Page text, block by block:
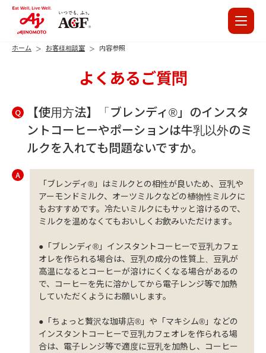
ホーム お客様相談室 内容参照
よくあるご質問
Q
【使用方法】「ブレンディ®」のインスタ
ントコーヒーやポーションは牛乳以外のミ
ルクを入れても問題ないですか。
A
「ブレンディ®」はミルクとの相性が良いため、豆乳や
アーモンドミルク、オーツミルクなどの植物性ミルクに
もおすすめです。冷たいミルクにもサッと溶けるので、
ミルクを温めなくてもおいしくお飲みいただけます。
●「ブレンディ®」インスタントコーヒーで豆乳カフェ
オレを作られる場合は、豆乳の成分の性質上、豆乳が
高温になるとコーヒーが溶けにくくなる場合があるの
で、コーヒーを先に溶かしてから電子レンジ等で加熱
していただくようにお願いします。
●「ちょっと贅沢な珈琲店®」や「マキシム®」などの
インスタントコーヒーで豆乳カフェオレを作られる場
合は、電子レンジ等で適度に豆乳を加熱し、コーヒー